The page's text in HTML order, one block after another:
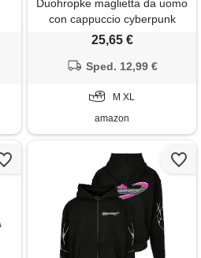
Duohropke maglietta da uomo
con cappuccio cyberpunk
ninja con maschera, a
maniche lunghe, slim fit, per
sport, pullover con cappuccio,
teschio, biker, nero , m
25,65 €
Sped. 12,99 €
M XL
amazon